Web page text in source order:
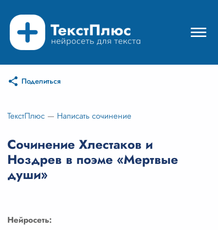
Режимы нейросети
Цены
Вход
Вход с Telegram
Поделиться
ТекстПлюс — Написать сочинение
Сочинение Хлестаков и
Ноздрев в поэме «Мертвые
души»
Нейросеть: